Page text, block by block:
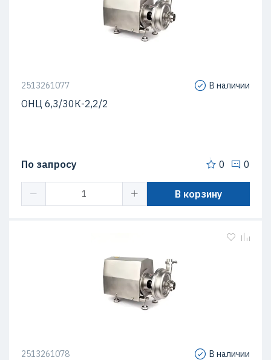
2513261077 В наличии
ОНЦ 6,3/30К-2,2/2
По запросу 0 0
В корзину
2513261078 В наличии